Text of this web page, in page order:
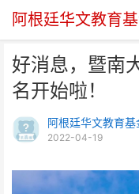
阿根廷华文教育
好消息，暨南
名开始啦！
阿根廷华文教育基
2022-04-19
好消息，暨南大